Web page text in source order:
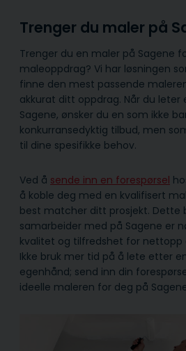
Trenger du maler på
Trenger du en maler på Sagene
maleoppdrag? Vi har løsningen
finne den mest passende
akkurat ditt oppdrag. Når du
Sagene, ønsker du en som ikke
konkurransedyktig tilbud, men
til dine spesifikke behov.
Ved å sende inn en forespørsel
å koble deg med en kvalifisert
best matcher ditt prosjekt. Dette
samarbeider med på Sagene er
kvalitet og tilfredshet for nettopp
Ikke bruk mer tid på å lete etter
egenhånd; send inn din
ideelle maleren for deg på